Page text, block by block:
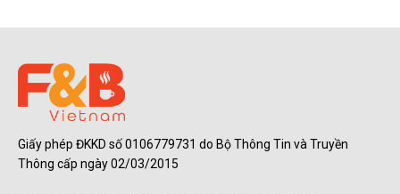
Giấy phép ĐKKD số 0106779731 do Bộ Thông Tin và Truyền
Thông cấp ngày 02/03/2015